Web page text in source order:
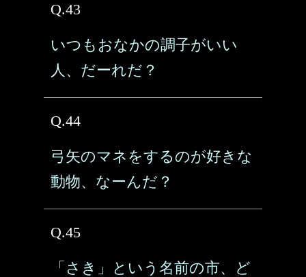
Q.43
いつもおなかの調子がいい
人、だーれだ？
Q.44
弓矢のマネをするのが好きな
動物、なーんだ？
Q.45
「さき」という名前の市、ど